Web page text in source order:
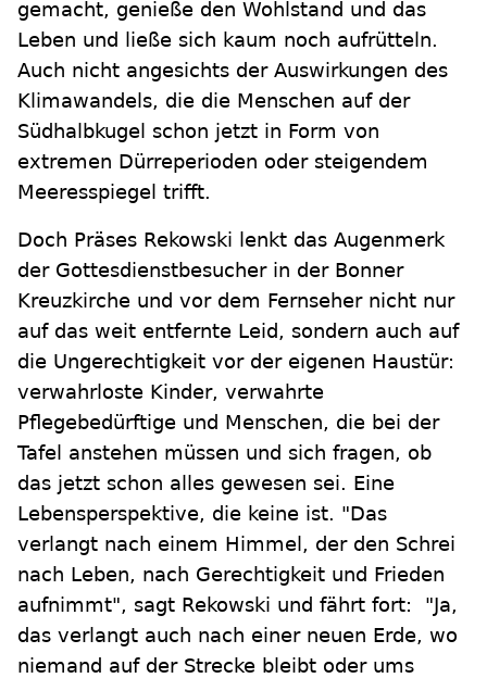
gemacht, genieße den Wohlstand und das
Leben und ließe sich kaum noch aufrütteln.
Auch nicht angesichts der Auswirkungen des
Klimawandels, die die Menschen auf der
Südhalbkugel schon jetzt in Form von
extremen Dürreperioden oder steigendem
Meeresspiegel trifft.
Doch Präses Rekowski lenkt das Augenmerk
der Gottesdienstbesucher in der Bonner
Kreuzkirche und vor dem Fernseher nicht nur
auf das weit entfernte Leid, sondern auch auf
die Ungerechtigkeit vor der eigenen Haustür:
verwahrloste Kinder, verwahrte
Pflegebedürftige und Menschen, die bei der
Tafel anstehen müssen und sich fragen, ob
das jetzt schon alles gewesen sei. Eine
Lebensperspektive, die keine ist. "Das
verlangt nach einem Himmel, der den Schrei
nach Leben, nach Gerechtigkeit und Frieden
aufnimmt", sagt Rekowski und fährt fort: "Ja,
das verlangt auch nach einer neuen Erde, wo
niemand auf der Strecke bleibt oder ums